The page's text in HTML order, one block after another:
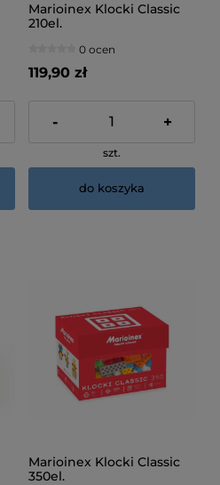
Marioinex Klocki Classic
210el.
0 ocen
119,90 zł
- +
szt.
do koszyka
Marioinex Klocki Classic
350el.